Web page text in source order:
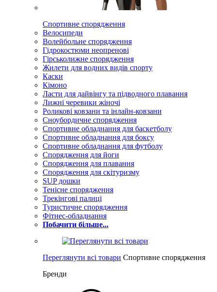
Спортивне спорядження
Велосипеди
Волейбольне спорядження
Гідрокостюми неопренові
Гірськолижне спорядження
Жилети для водних видів спорту
Каски
Кімоно
Ласти для дайвінгу та підводного плавання
Лижні черевики жіночі
Роликові ковзани та інлайн-ковзани
Сноубордичне спорядження
Спортивне обладнання для баскетболу
Спортивне обладнання для боксу
Спортивне обладнання для футболу
Спорядження для йоги
Спорядження для плавання
Спорядження для скітуризму
SUP дошки
Тенісне спорядження
Трекінгові палиці
Туристичне спорядження
Фітнес-обладнання
Побачити більше...
Переглянути всі товари Спортивне спорядження
Бренди